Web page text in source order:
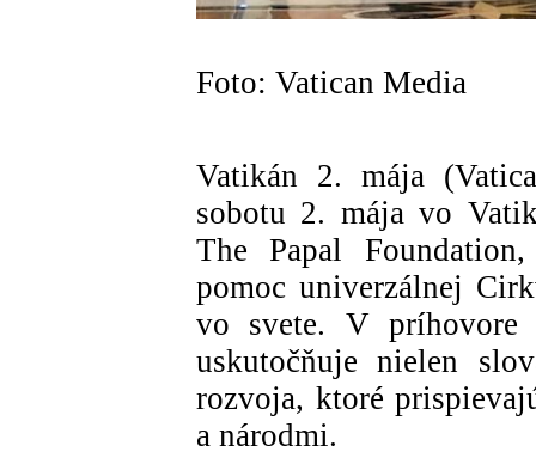
Foto: Vatican Media
Vatikán 2. mája
sobotu 2. mája vo
The Papal
pomoc univerzálnej
vo svete. V príhovore
uskutočňuje nielen
rozvoja, ktoré
a národmi.